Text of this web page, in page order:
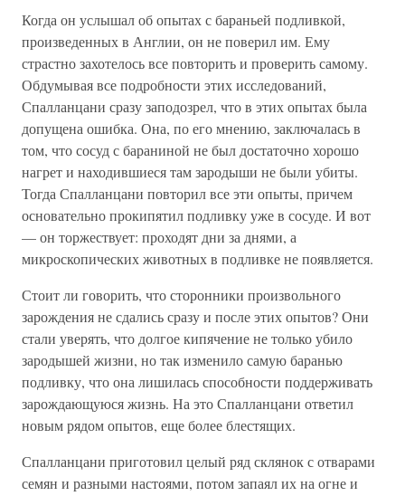
Когда он услышал об опытах с бараньей подливкой,
произведенных в Англии, он не поверил им. Ему
страстно захотелось все повторить и проверить самому.
Обдумывая все подробности этих исследований,
Спалланцани сразу заподозрел, что в этих опытах была
допущена ошибка. Она, по его мнению, заключалась в
том, что сосуд с бараниной не был достаточно хорошо
нагрет и находившиеся там зародыши не были убиты.
Тогда Спалланцани повторил все эти опыты, причем
основательно прокипятил подливку уже в сосуде. И вот
— он торжествует: проходят дни за днями, а
микроскопических животных в подливке не появляется.
Стоит ли говорить, что сторонники произвольного
зарождения не сдались сразу и после этих опытов? Они
стали уверять, что долгое кипячение не только убило
зародышей жизни, но так изменило самую баранью
подливку, что она лишилась способности поддерживать
зарождающуюся жизнь. На это Спалланцани ответил
новым рядом опытов, еще более блестящих.
Спалланцани приготовил целый ряд склянок с отварами
семян и разными настоями, потом запаял их на огне и